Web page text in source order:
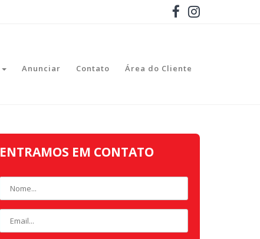
Anunciar Contato Área do Cliente
ENTRAMOS EM CONTATO